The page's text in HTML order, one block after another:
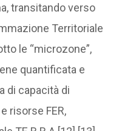
transitando verso
Territoriale
le “microzone”,
quantificata e
di capacità di
risorse FER,